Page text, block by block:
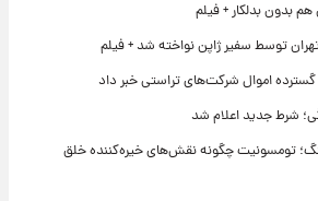
بدون بدلکار + فیلم
توسط سفیر ژاپن نواخته شد + فیلم
اموال شرکت‌های تراستی خبر داد
شرط جدید اعلام شد
تومسونیت چگونه نقش‌های خیره‌کننده خلق